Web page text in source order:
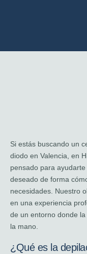
Si estás buscando un
diodo en Valencia, en
pensado para
deseado de forma
necesidades. Nuestro
en una experiencia
de un entorno donde
la mano.
¿Qué es la